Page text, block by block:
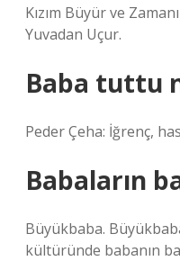
Kızım Büyür ve
Yuvadan Uçur.
Baba tuttu
Peder Çeha: İğrenç,
Babaların
Büyükbaba.
kültüründe babanın